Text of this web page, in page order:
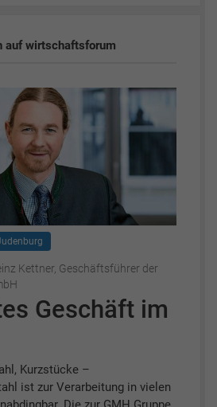
auf wirtschaftsforum
Kettner, Geschäftsführer der
Geschäft im
Kurzstücke –
ist zur Verarbeitung in vielen